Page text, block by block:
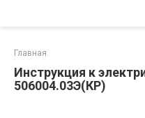
Главная
Инструкция к
506004.03Э(КР)